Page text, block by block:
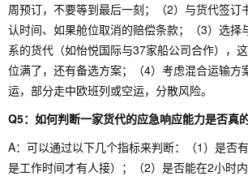
周预订，不要等到最后一刻；（2）与货代签订
认时间、如果舱位取消的赔偿条款；（3）选择
系的货代（如怡悦国际与37家船公司合作），
位满了，还有备选方案；（4）考虑混合运输方
运，部分走中欧班列或空运，分散风险。
Q5：如何判断一家货代的应急响应能力是否真
A：可以通过以下几个指标来判断：（1）是否
是工作时间才有人接）；（2）是否能在2小时